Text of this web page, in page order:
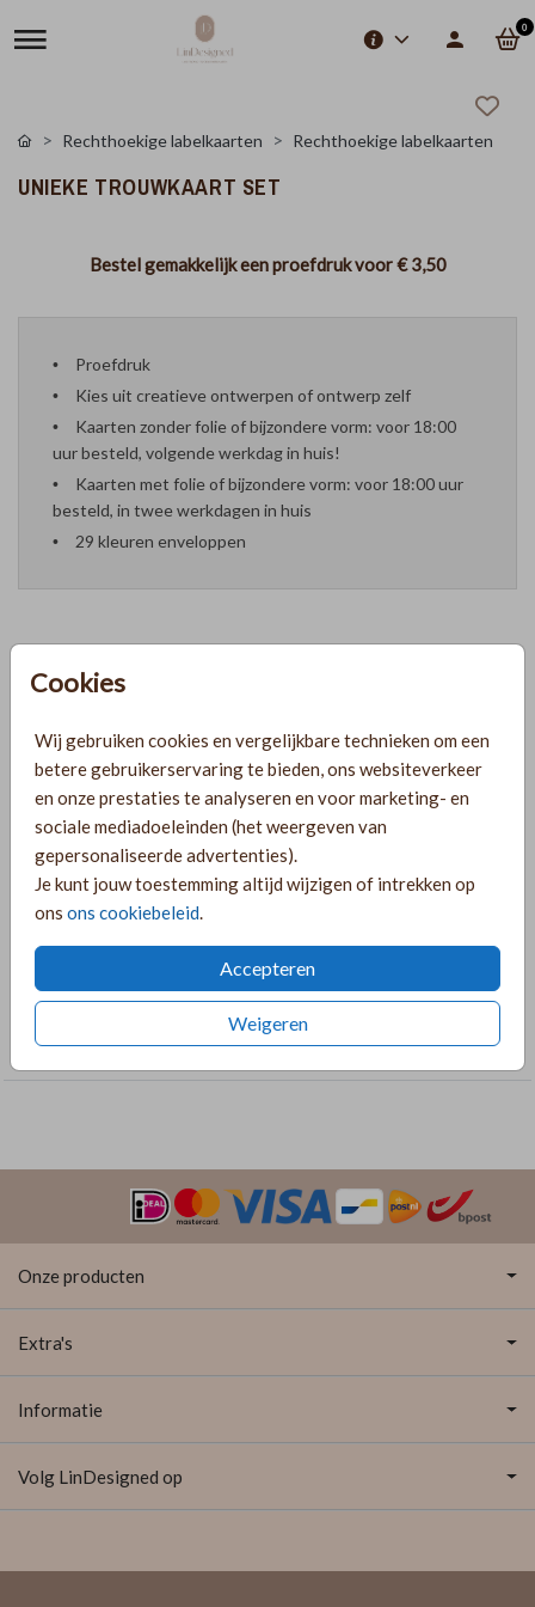
0
Cookies
Wij gebruiken cookies en vergelijkbare technieken om een
betere gebruikerservaring te bieden, ons websiteverkeer
en onze prestaties te analyseren en voor marketing- en
sociale mediadoeleinden (het weergeven van
gepersonaliseerde advertenties).
Je kunt jouw toestemming altijd wijzigen of intrekken op
ons ons cookiebeleid.
Accepteren
Weigeren
Rechthoekige labelkaarten Rechthoekige labelkaarten
UNIEKE TROUWKAART SET
Bestel gemakkelijk een proefdruk voor€ 3,50
Proefdruk
Kies uit creatieve ontwerpen of ontwerp zelf
Kaarten zonder folie of bijzondere vorm: voor 18:00
uur besteld, volgende werkdag in huis!
Kaarten met folie of bijzondere vorm: voor 18:00 uur
besteld, in twee werkdagen in huis
29 kleuren enveloppen
Formaten en prijzen
PRODUCTINFORMATIE
OMSCHRIJVING
Chique trouwkaarten set met een lakzegel. Pas de kaart en
de extra kaartjes naar wens aan en bestel een proefdruk!
Let op: De kaart wordt geleverd zonder lakzegel en lint.
COLLECTIE
Rechthoekige labelkaarten
Onze producten
Extra's
Informatie
Volg LinDesigned op